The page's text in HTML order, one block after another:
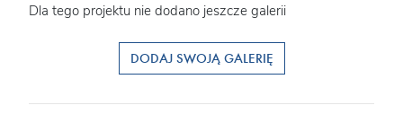
Dla tego projektu nie dodano jeszcze galerii
DODAJ SWOJĄ GALERIĘ